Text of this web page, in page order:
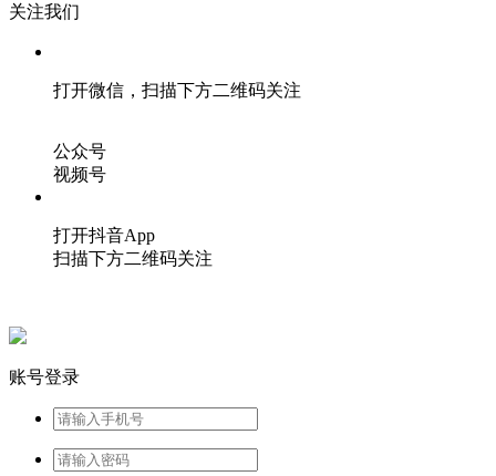
关注我们
打开微信，扫描下方二维码关注
公众号
视频号
打开抖音App
扫描下方二维码关注
账号登录